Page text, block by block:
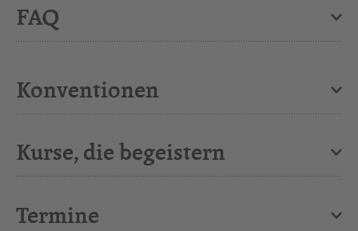
FAQ
Konventionen
Kurse, die begeistern
Termine